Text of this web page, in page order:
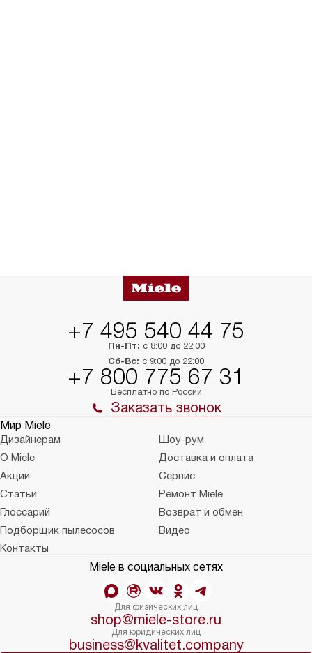
+7 495 540 44 75
Пн-Пт: с 8:00 до 22:00
Сб-Вс: с 9:00 до 22:00
+7 800 775 67 31
Бесплатно по России
Заказать звонок
Мир Miele
Дизайнерам
Шоу-рум
О Miele
Доставка и оплата
Акции
Сервис
Статьи
Ремонт Miele
Глоссарий
Возврат и обмен
Подборщик пылесосов
Видео
Контакты
Miele в социальных сетях
Для физических лиц
shop@miele-store.ru
Для юридических лиц
business@kvalitet.company